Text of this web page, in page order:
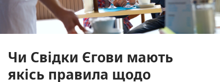
Чи Свідки Єгови мають
якісь правила щодо